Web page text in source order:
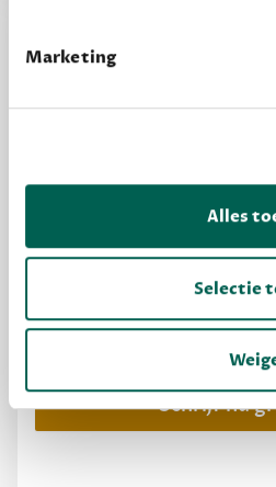
Marketing
Alles
Selectie
MAAK GRATIS KENNIS
Krijg boekentips,
vrienden. Krijg én geef
Schrijf nu